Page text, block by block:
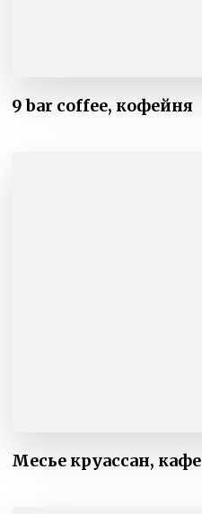
9 bar coffee, кофейня
Месье круассан, кафе